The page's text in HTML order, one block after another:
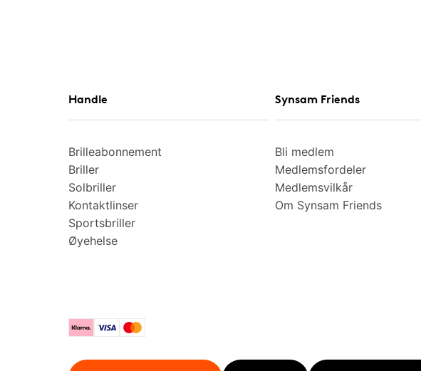
Handle
Brilleabonnement
Briller
Solbriller
Kontaktlinser
Sportsbriller
Øyehelse
Synsam Friends
Bli medlem
Medlemsfordeler
Medlemsvilkår
Om Synsam Friends
KlarnaVisa Mastercard